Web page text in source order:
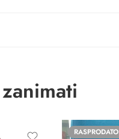
RASPRODATO